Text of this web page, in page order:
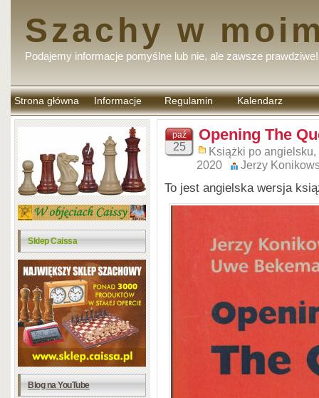
Szachy w
Podajemy informacje pomyślne lub nie, ale zawsze prawdziwe!
Strona główna Informacje Regulamin
komentarzy
Kalendarz
Sklep Caissa
Blog na YouTube
paź
25
Opening The
Książki po angielsku,
2020
Jerzy
To jest angielska wersja